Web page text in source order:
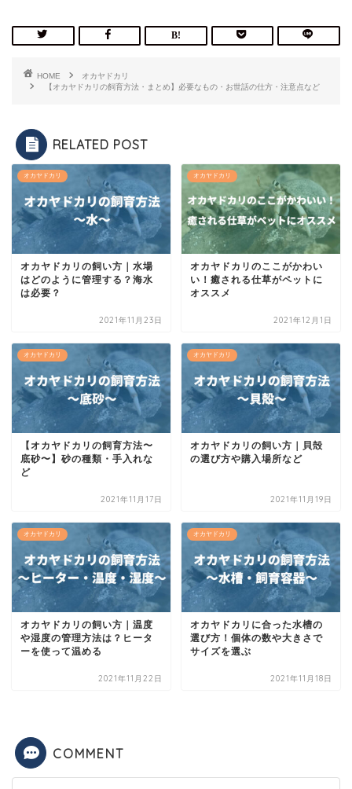
HOME
オカヤドカリ
【オカヤドカリの飼育方法・まとめ】必要なもの・お世話の仕方・注意点など
RELATED POST
オカヤドカリ
オカヤドカリの飼い方｜水場
はどのように管理する？海水
は必要？
2021年11月23日
オカヤドカリ
オカヤドカリのここがかわい
い！癒される仕草がペットに
オススメ
2021年12月1日
オカヤドカリ
【オカヤドカリの飼育方法〜
底砂〜】砂の種類・手入れな
ど
2021年11月17日
オカヤドカリ
オカヤドカリの飼い方｜貝殻
の選び方や購入場所など
2021年11月19日
オカヤドカリ
オカヤドカリの飼い方｜温度
や湿度の管理方法は？ヒータ
ーを使って温める
2021年11月22日
オカヤドカリ
オカヤドカリに合った水槽の
選び方！個体の数や大きさで
サイズを選ぶ
2021年11月18日
COMMENT